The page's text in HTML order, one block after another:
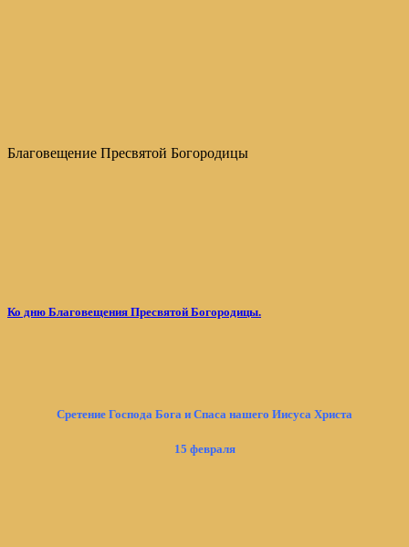
Благовещение Пресвятой Богородицы
Ко дню Благовещения Пресвятой Богородицы.
Сретение Господа Бога и Спаса нашего Иисуса Христа
15 февраля